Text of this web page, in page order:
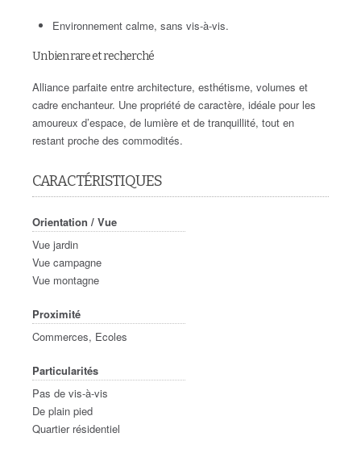
Environnement calme, sans vis-à-vis.
Un bien rare et recherché
Alliance parfaite entre architecture, esthétisme, volumes et
cadre enchanteur. Une propriété de caractère, idéale pour les
amoureux d’espace, de lumière et de tranquillité, tout en
restant proche des commodités.
CARACTÉRISTIQUES
Orientation / Vue
Vue jardin
Vue campagne
Vue montagne
Proximité
Commerces, Ecoles
Particularités
Pas de vis-à-vis
De plain pied
Quartier résidentiel